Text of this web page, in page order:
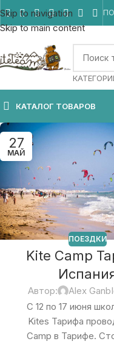
Skip to navigation
Skip to main content
КАТАЛОГ ТОВАРОВ
27
МАЙ
ПОЕЗДКИ
Kite Camp
Автор: Alex
С 12 по 17 июня
Kites Тарифа
Camp в Тарифе.